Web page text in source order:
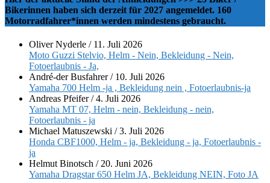
Bikerinnen haben sich derzeit für 2027 angemeldet. 160
Motorradfahrer*innen werden mindestens gebraucht.
Oliver Nyderle / 11. Juli 2026
Moto Guzzi Stelvio, Helm - Nein, Bekleidung - Nein,
Fotoerlaubnis - Ja,
André-der Busfahrer/ 10. Juli 2026
Yamaha 700 Helm -ja , Bekleidung nein , Fotoerlaubnis-ja
Andreas Pfeifer/4. Juli 2026
Yamaha MT 07, Helm - nein, Bekleidung - nein,
Fotoerlaubnis - ja
Michael Matuszewski /3. Juli 2026
Honda CBF1000, Helm - ja, Bekleidung - ja, Fotoerlaubnis -
ja
Helmut Binotsch / 20. Juni 2026
Yamaha Dragstar 650 Helm JA, Bekleidung NEIN, Foto JA